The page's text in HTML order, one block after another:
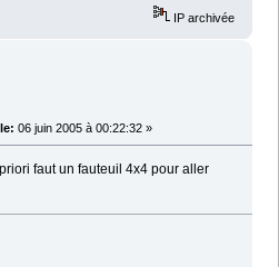
IP archivée
06 juin 2005 à 00:22:32 »
faut un fauteuil 4x4 pour aller